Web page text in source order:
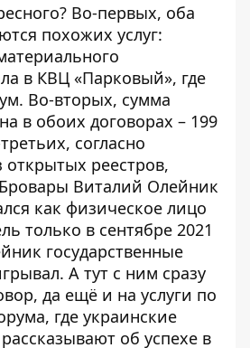
Во-первых, оба
похожих услуг:
в КВЦ «Парковый», где
Во-вторых, сумма
в обоих договорах – 199
согласно
реестров,
Виталий Олейник
как физическое лицо
только в сентябре 2021
государственные
А тут с ним сразу
да ещё и на услуги по
где украинские
об успехе в